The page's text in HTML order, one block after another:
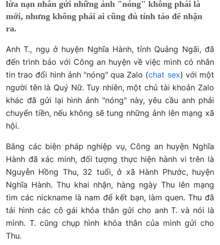
lừa nạn nhân gửi những ảnh "nóng" không phải là
mới, nhưng không phải ai cũng đủ tỉnh táo để nhận
ra.
Anh T., ngụ ở huyện Nghĩa Hành, tỉnh Quảng Ngãi, đã
đến trình báo với Công an huyện về việc mình có nhắn
tin trao đổi hình ảnh "nóng" qua Zalo (chat sex) với một
người tên là Quý Nữ. Tuy nhiên, một chủ tài khoản Zalo
khác đã gửi lại hình ảnh "nóng" này, yêu cầu anh phải
chuyển tiền, nếu không sẽ tung những ảnh lên mạng xã
hội.
Bằng các biện pháp nghiệp vụ, Công an huyện Nghĩa
Hành đã xác minh, đối tượng thực hiện hành vi trên là
Nguyễn Hồng Thu, 32 tuổi, ở xã Hành Phước, huyện
Nghĩa Hành. Thu khai nhận, hàng ngày Thu lên mạng
tìm các nickname là nam để kết bạn, làm quen. Thu đã
tải hình các cô gái khỏa thân gửi cho anh T. và nói là
mình. T. cũng chụp hình khỏa thân của mình gửi cho
Thu.